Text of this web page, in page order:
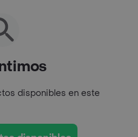
disponibles en este